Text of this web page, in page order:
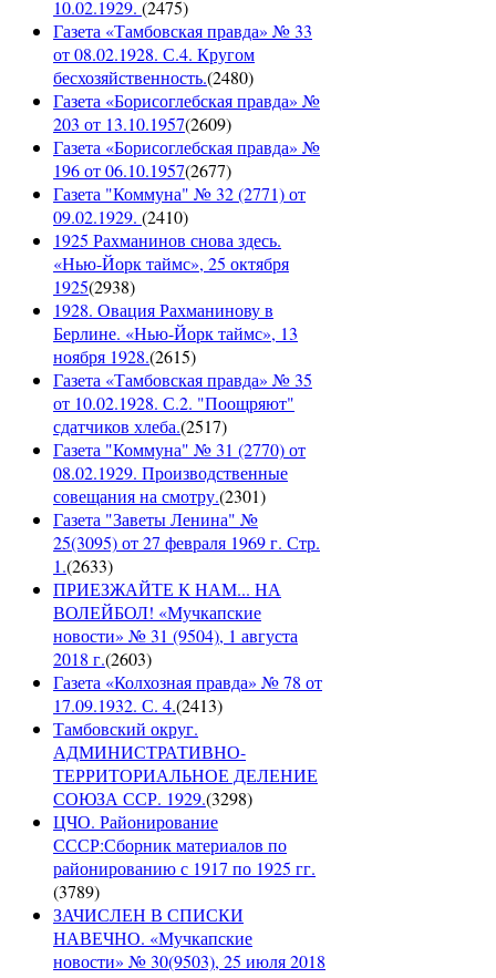
10.02.1929. (2475)
Газета «Тамбовская правда» № 33
от 08.02.1928. С.4. Кругом
бесхозяйственность.(2480)
Газета «Борисоглебская правда» №
203 от 13.10.1957(2609)
Газета «Борисоглебская правда» №
196 от 06.10.1957(2677)
Газета "Коммуна" № 32 (2771) от
09.02.1929. (2410)
1925 Рахманинов снова здесь.
«Нью-Йорк таймс», 25 октября
1925(2938)
1928. Овация Рахманинову в
Берлине. «Нью-Йорк таймс», 13
ноября 1928.(2615)
Газета «Тамбовская правда» № 35
от 10.02.1928. С.2. "Поощряют"
сдатчиков хлеба.(2517)
Газета "Коммуна" № 31 (2770) от
08.02.1929. Производственные
совещания на смотру.(2301)
Газета "Заветы Ленина" №
25(3095) от 27 февраля 1969 г. Стр.
1.(2633)
ПРИЕЗЖАЙТЕ К НАМ... НА
ВОЛЕЙБОЛ! «Мучкапские
новости» № 31 (9504), 1 августа
2018 г.(2603)
Газета «Колхозная правда» № 78 от
17.09.1932. С. 4.(2413)
Тамбовский округ.
АДМИНИСТРАТИВНО-
ТЕРРИТОРИАЛЬНОЕ ДЕЛЕНИЕ
СОЮЗА ССР. 1929.(3298)
ЦЧО. Районирование
СССР:Сборник материалов по
районированию с 1917 по 1925 гг.
(3789)
ЗАЧИСЛЕН В СПИСКИ
НАВЕЧНО. «Мучкапские
новости» № 30(9503), 25 июля 2018